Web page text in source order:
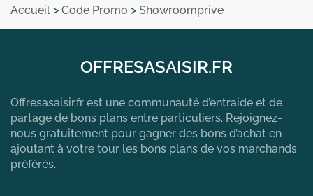
Accueil > Code Promo > Showroomprive
OFFRESASAISIR.FR
Offresasaisir.fr est une communauté d’entraide et de
partage de bons plans entre particuliers. Rejoignez-
nous gratuitement pour gagner des bons d’achat en
ajoutant à votre tour les bons plans de vos marchands
préférés.